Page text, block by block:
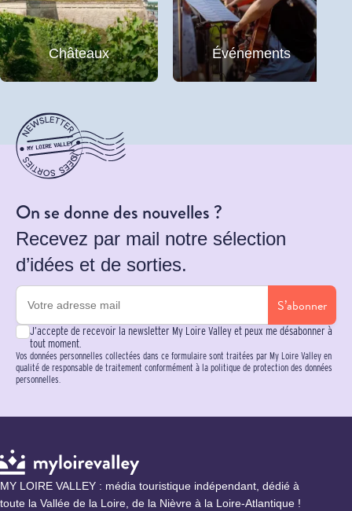
Châteaux Événements
On se donne des nouvelles ?
Recevez par mail notre sélection
d’idées et de sorties.
S’abonner
J’accepte de recevoir la newsletter My Loire Valley et peux me désabonner à
tout moment.
Vos données personnelles collectées dans ce formulaire sont traitées par My Loire Valley en
qualité de responsable de traitement conformément à la politique de protection des données
personnelles.
MY LOIRE VALLEY : média touristique indépendant, dédié à
toute la Vallée de la Loire, de la Nièvre à la Loire-Atlantique !